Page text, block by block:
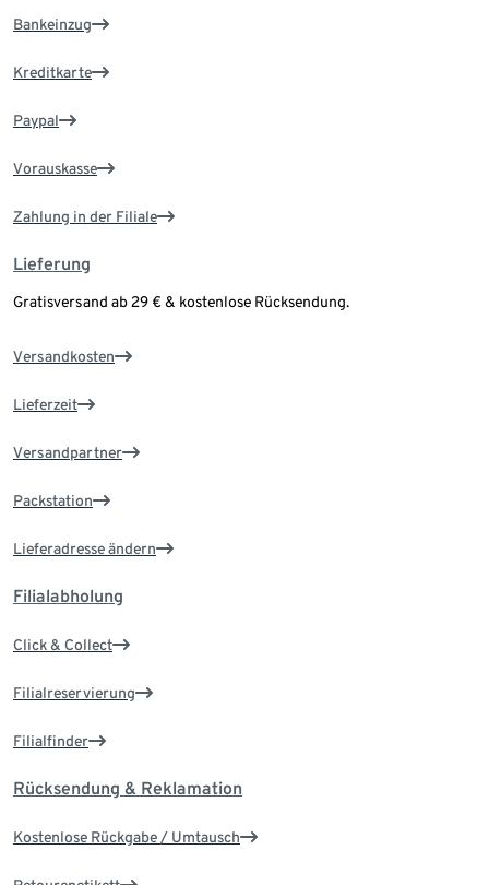
Bankeinzug
Kreditkarte
Paypal
Vorauskasse
Zahlung in der Filiale
Lieferung
Gratisversand ab 29 € & kostenlose Rücksendung.
Versandkosten
Lieferzeit
Versandpartner
Packstation
Lieferadresse ändern
Filialabholung
Click & Collect
Filialreservierung
Filialfinder
Rücksendung & Reklamation
Kostenlose Rückgabe / Umtausch